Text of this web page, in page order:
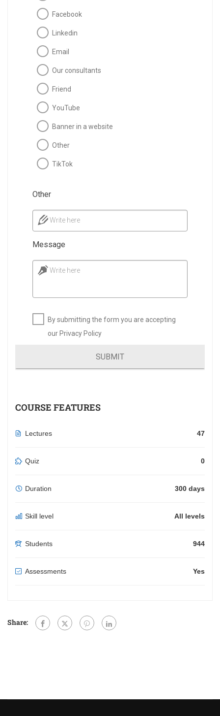
Facebook
Linkedin
Email
Our consultants
Friend
YouTube
Banner in a website
Other
TikTok
Other
Write here
Message
Write here
By submitting the form you are accepting
our Privacy Policy
SUBMIT
COURSE FEATURES
Lectures 47
Quiz 0
Duration 300 days
Skill level All levels
Students 944
Assessments Yes
Share: